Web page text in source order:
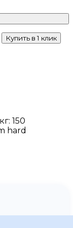
Купить в 1 клик
150
hard